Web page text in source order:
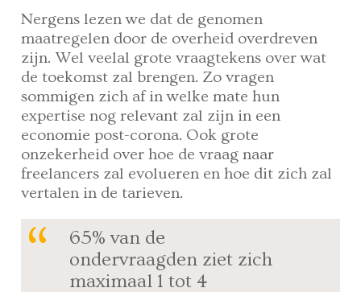
Nergens lezen we dat de genomen
maatregelen door de overheid overdreven
zijn. Wel veelal grote vraagtekens over wat
de toekomst zal brengen. Zo vragen
sommigen zich af in welke mate hun
expertise nog relevant zal zijn in een
economie post-corona. Ook grote
onzekerheid over hoe de vraag naar
freelancers zal evolueren en hoe dit zich zal
vertalen in de tarieven.
65% van de
ondervraagden ziet zich
maximaal 1 tot 4